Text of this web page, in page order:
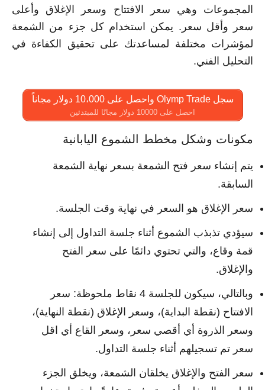
المجموعات وهي سعر الافتتاح وسعر الإغلاق وأعلى
سعر وأقل سعر. يمكن استخدام كل جزء من الشمعة
لمؤشرات مختلفة لمساعدتك على تحقيق الكفاءة في
التحليل الفني.
سجل Olymp Trade واحصل على 10،000 دولار مجاناً
احصل على 10000 دولار مجانًا للمبتدئين
مكونات وشكل مخطط الشموع اليابانية
يتم إنشاء سعر فتح الشمعة بسعر نهاية الشمعة
السابقة.
سعر الإغلاق هو السعر في نهاية وقت الجلسة.
سيؤدي تذبذب الشموع أثناء جلسة التداول إلى إنشاء
قمة وقاع، والتي تحتوي دائمًا على سعر الفتح
والإغلاق.
وبالتالي، سيكون للجلسة 4 نقاط ملحوظة: سعر
الافتتاح (نقطة البداية)، وسعر الإغلاق (نقطة النهاية)،
وسعر الذروة أي أقصي سعر، وسعر القاع أي اقل
سعر تم تسجيلهم أثناء جلسة التداول.
سعر الفتح والإغلاق يخلقان الشمعة، ويخلق الجزء